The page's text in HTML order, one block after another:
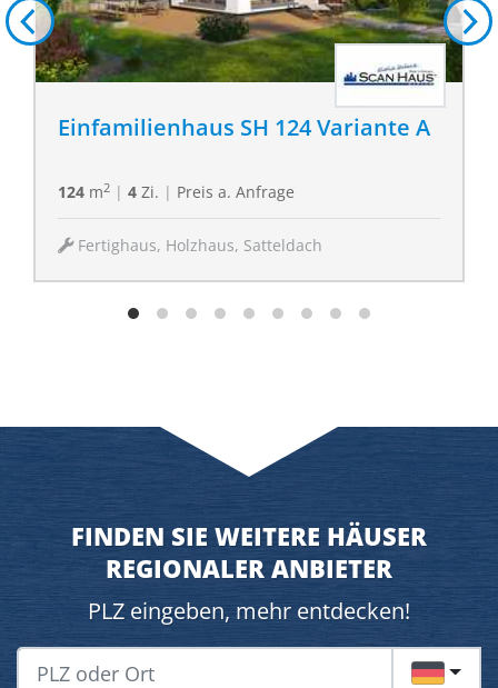
Einfamilienhaus SH 124 Variante A
124 m2 | 4 Zi. | Preis a. Anfrage
Fertighaus, Holzhaus, Satteldach
FINDEN SIE WEITERE HÄUSER
REGIONALER ANBIETER
PLZ eingeben, mehr entdecken!
DE